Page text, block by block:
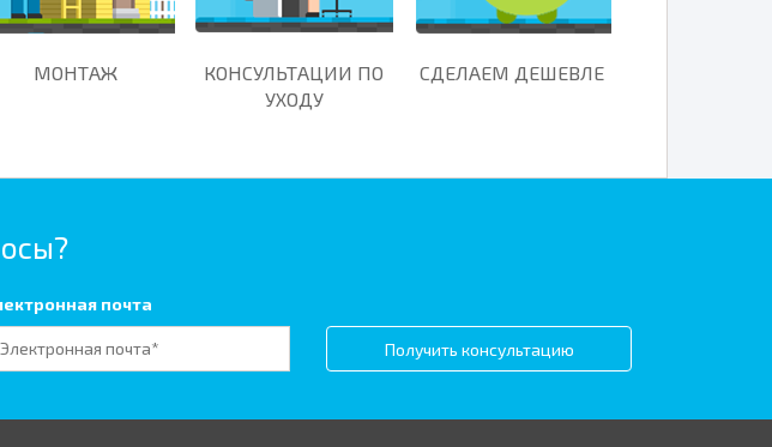
МОНТАЖ
КОНСУЛЬТАЦИИ ПО
УХОДУ
СДЕЛАЕМ ДЕШЕВЛЕ
почта
Получить консультацию